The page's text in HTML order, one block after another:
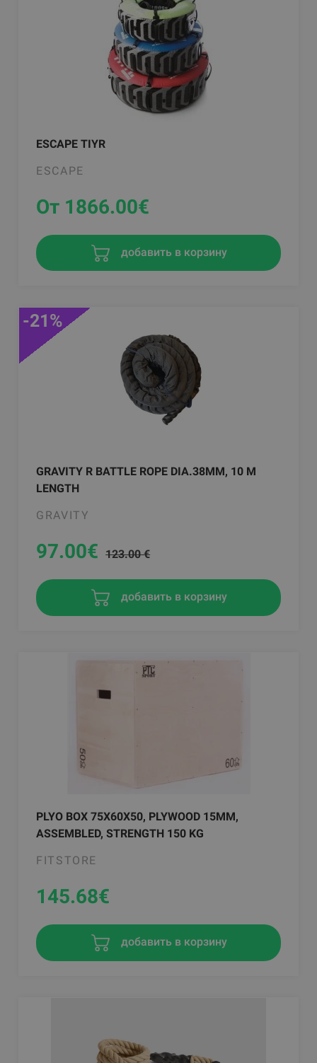
ESCAPE TIYR
ESCAPE
От 1866.00€
добавить в корзину
GRAVITY R BATTLE ROPE DIA.38MM, 10 M
LENGTH
GRAVITY
-21%
97.00€ 123.00 €
добавить в корзину
PLYO BOX 75X60X50, PLYWOOD 15MM,
ASSEMBLED, STRENGTH 150 KG
FITSTORE
145.68€
добавить в корзину